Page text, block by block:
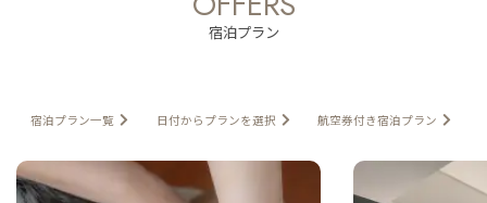
宿泊プラン
宿泊プラン一覧 日付からプランを選択 航空券付き宿泊プラン